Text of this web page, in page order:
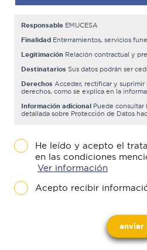
Responsable EMUCESA
Finalidad Enterramientos, servicios
Legitimación Relación contractual y
Destinatarios Sus datos podrán ser
Derechos Acceder, rectificar y suprimir
derechos, como se explica en la
Información adicional Puede consultar
detallada sobre Protección de Datos
He leído y acepto el
en las condiciones
Ver información
Acepto recibir
enviar